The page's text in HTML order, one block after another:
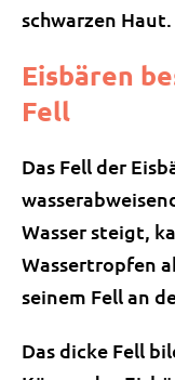
schwarzen Haut.
Eisbären
Fell
Das Fell der
Wasser steigt,
Wassertropfen
seinem Fell an
Das dicke Fell